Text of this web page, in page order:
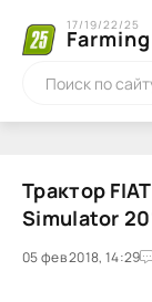
17/19/22/25
Трактор
Simulator
05 фев 2018, 14:29
1 2 3 4 5